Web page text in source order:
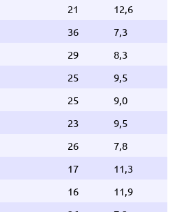
21
12,6
36
7,3
29
8,3
25
9,5
25
9,0
23
9,5
26
7,8
17
11,3
16
11,9